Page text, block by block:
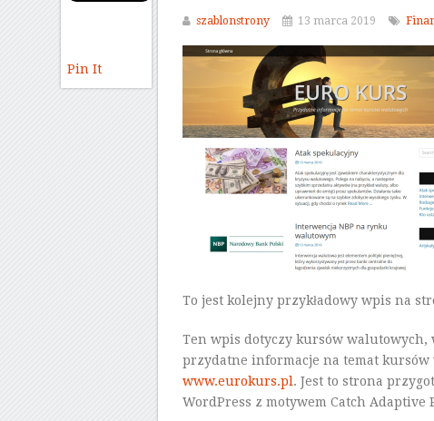
szablonstrony 13 marca 2019
To jest kolejny przykładowy wpis na
Ten wpis dotyczy kursów walutowych,
przydatne informacje na temat
www.eurokurs.pl . Jest to strona
WordPress z motywem Catch Adaptive
Pin It